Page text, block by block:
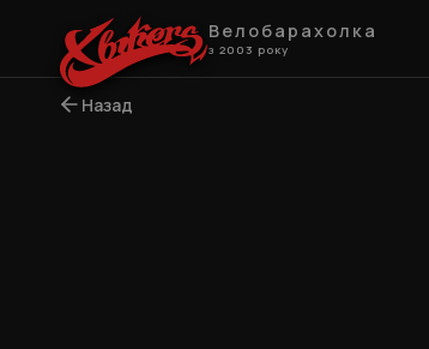
Велобарахолка
з 2003 року
Назад